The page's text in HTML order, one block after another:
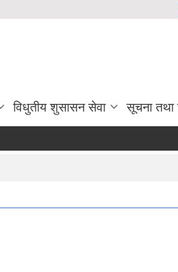
विधुतीय शुसासन सेवा सूचना तथा